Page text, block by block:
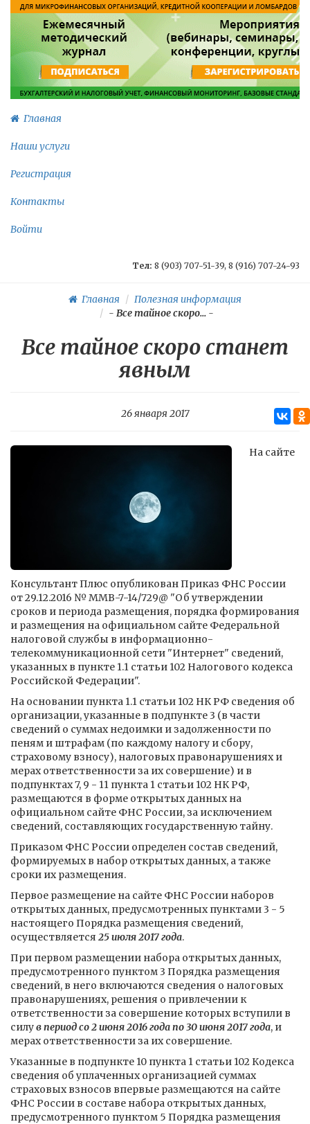
Главная
Наши услуги
Регистрация
Контакты
Войти
Тел: 8 (903) 707-51-39, 8 (916) 707-24-93
Главная
Полезная информация
- Все тайное скоро... -
Все тайное скоро станет
явным
26 января 2017
На сайте
Консультант Плюс опубликован Приказ ФНС России
от 29.12.2016 № ММВ-7-14/729@ "Об утверждении
сроков и периода размещения, порядка формирования
и размещения на официальном сайте Федеральной
налоговой службы в информационно-
телекоммуникационной сети "Интернет" сведений,
указанных в пункте 1.1 статьи 102 Налогового кодекса
Российской Федерации".
На основании пункта 1.1 статьи 102 НК РФ сведения об
организации, указанные в подпункте 3 (в части
сведений о суммах недоимки и задолженности по
пеням и штрафам (по каждому налогу и сбору,
страховому взносу), налоговых правонарушениях и
мерах ответственности за их совершение) и в
подпунктах 7, 9 - 11 пункта 1 статьи 102 НК РФ,
размещаются в форме открытых данных на
официальном сайте ФНС России, за исключением
сведений, составляющих государственную тайну.
Приказом ФНС России определен состав сведений,
формируемых в набор открытых данных, а также
сроки их размещения.
Первое размещение на сайте ФНС России наборов
открытых данных, предусмотренных пунктами 3 - 5
настоящего Порядка размещения сведений,
осуществляется 25 июля 2017 года.
При первом размещении набора открытых данных,
предусмотренного пунктом 3 Порядка размещения
сведений, в него включаются сведения о налоговых
правонарушениях, решения о привлечении к
ответственности за совершение которых вступили в
силув период со 2 июня 2016 года по 30 июня 2017 года, и
мерах ответственности за их совершение.
Указанные в подпункте 10 пункта 1 статьи 102 Кодекса
сведения об уплаченных организацией суммах
страховых взносов впервые размещаются на сайте
ФНС России в составе набора открытых данных,
предусмотренного пунктом 5 Порядка размещения